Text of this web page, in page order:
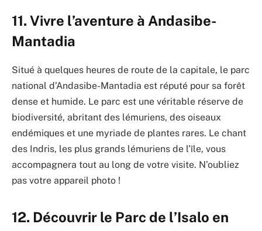
11. Vivre l’aventure à Andasibe-
Mantadia
Situé à quelques heures de route de la capitale, le parc
national d’Andasibe-Mantadia est réputé pour sa forêt
dense et humide. Le parc est une véritable réserve de
biodiversité, abritant des lémuriens, des oiseaux
endémiques et une myriade de plantes rares. Le chant
des Indris, les plus grands lémuriens de l’île, vous
accompagnera tout au long de votre visite. N’oubliez
pas votre appareil photo !
12. Découvrir le Parc de l’Isalo en